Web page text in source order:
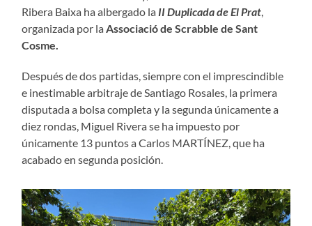
Ribera Baixa ha albergado la II Duplicada de El Prat,
organizada por laAssociació de Scrabble de Sant
Cosme.
Después de dos partidas, siempre con el imprescindible
e inestimable arbitraje de Santiago Rosales, la primera
disputada a bolsa completa y la segunda únicamente a
diez rondas, Miguel Rivera se ha impuesto por
únicamente 13 puntos a Carlos MARTÍNEZ, que ha
acabado en segunda posición.